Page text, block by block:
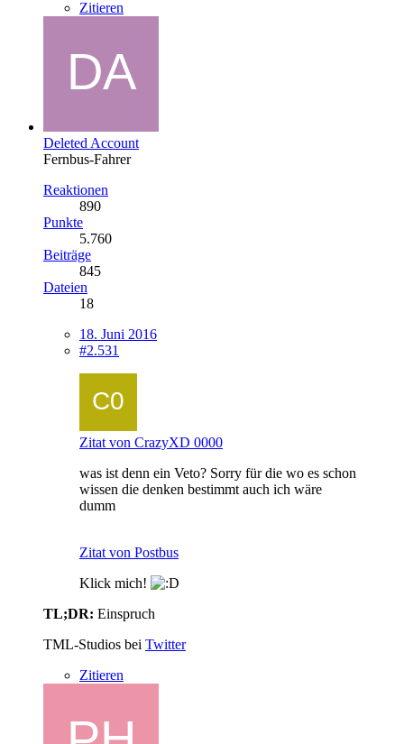
Zitieren
Deleted Account
Fernbus-Fahrer
Reaktionen
890
Punkte
5.760
Beiträge
845
Dateien
18
18. Juni 2016
#2.531
Zitat von CrazyXD 0000
was ist denn ein Veto? Sorry für die wo es schon
wissen die denken bestimmt auch ich wäre
dumm
Zitat von Postbus
Klick mich!
TL;DR: Einspruch
TML-Studios bei Twitter
Zitieren